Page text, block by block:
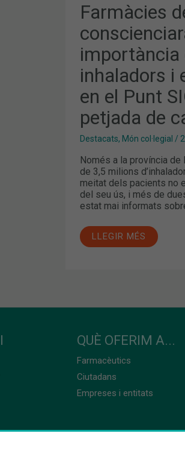
Farmàcies
importància
inhaladors i
en el Punt
petjada de
Destacats, Món col·legial /
Només a la província de
de 3,5 milions
meitat dels pacients no
del seu ús, i més de
estat mai informats
REDUIR
PETJADA
DE
CARBONI
LLEGIR MÉS
QUÈ OFERIM A...
Farmacèutics
Ciutadans
Empreses i entitats